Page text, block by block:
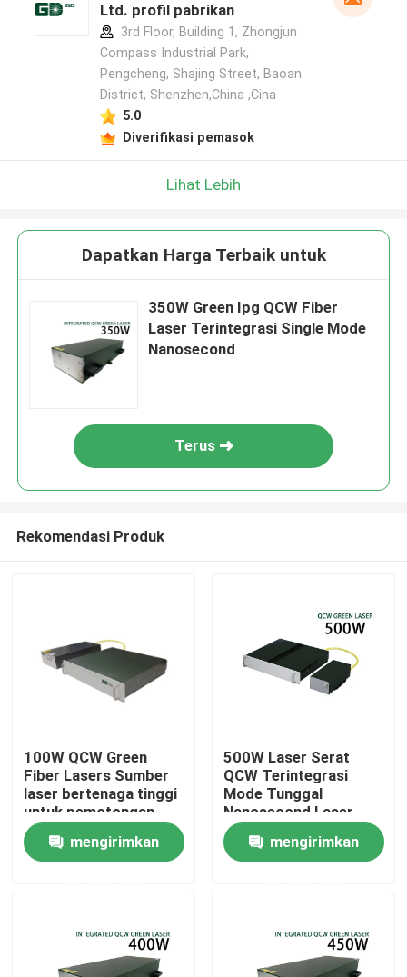
Rumah
Video
Ltd. profil pabrikan
3rd Floor, Building 1, Zhongjun
Compass Industrial Park,
Pengcheng, Shajing Street, Baoan
District, Shenzhen,China ,Cina
5.0
Diverifikasi pemasok
Lihat Lebih
Dapatkan Harga Terbaik untuk
350W Green Ipg QCW Fiber
Laser Terintegrasi Single Mode
Nanosecond
Terus
Rekomendasi Produk
100W QCW Green
Fiber Lasers Sumber
laser bertenaga tinggi
untuk pemotongan
Pengeboran
Pengelasan 200W
300W 500W
mengirimkan
500W Laser Serat
QCW Terintegrasi
Mode Tunggal
Nanosecond Laser
Serat Hijau
mengirimkan